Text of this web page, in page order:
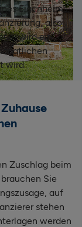
Eigenheims.
also
wird ein
wird.
Zuschlag beim
Sie
auf
stehen
werden